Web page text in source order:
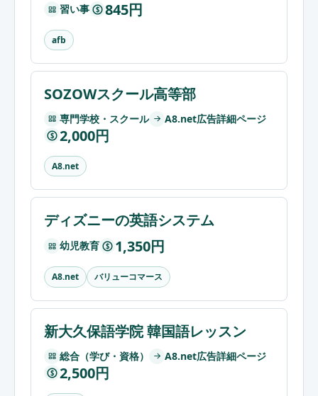
習い事 $ 845円
afb
SOZOWスクール高等部
専門学校・スクール A8.net広告詳細ページ
$ 2,000円
A8.net
ディズニーの英語システム
幼児教育 $ 1,350円
A8.net バリューコマース
新大久保語学院 韓国語レッスン
総合（学び・資格） A8.net広告詳細ページ
$ 2,500円